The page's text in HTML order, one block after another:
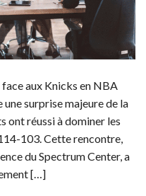
aux Knicks en NBA
surprise majeure de la
ont réussi à dominer les
103. Cette rencontre,
du Spectrum Center, a
[…]